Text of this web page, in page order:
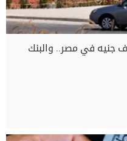
الورقية فئة 10 آلاف جنيه في مصر.. والبنك